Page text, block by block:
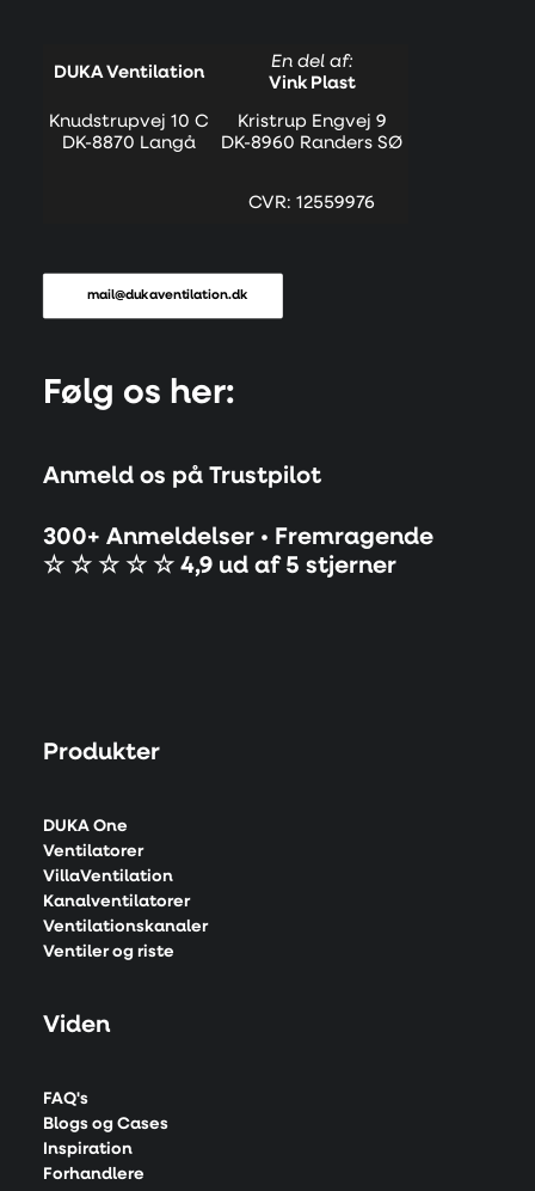
DUKA Ventilation
En del af:
Vink Plast
Knudstrupvej 10 C
DK-8870 Langå
Kristrup Engvej 9
DK-8960 Randers SØ
CVR: 12559976
mail@dukaventilation.dk
Følg os her:
Anmeld os på Trustpilot
300+ Anmeldelser • Fremragende
☆ ☆ ☆ ☆ ☆ 4,9 ud af 5 stjerner
Produkter
DUKA One
Ventilatorer
VillaVentilation
Kanalventilatorer
Ventilationskanaler
Ventiler og riste
Viden
FAQ's
Blogs og Cases
Inspiration
Forhandlere